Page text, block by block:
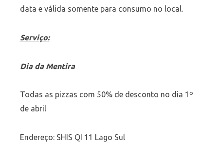
data e válida somente para consumo no local.
Serviço:
Dia da Mentira
Todas as pizzas com 50% de desconto no dia 1º
de abril
Endereço: SHIS QI 11 Lago Sul